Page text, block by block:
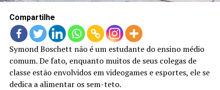
Compartilhe
Symond Boschett não é um estudante do ensino médio
comum. De fato, enquanto muitos de seus colegas de
classe estão envolvidos em videogames e esportes, ele se
dedica a alimentar os sem-teto.